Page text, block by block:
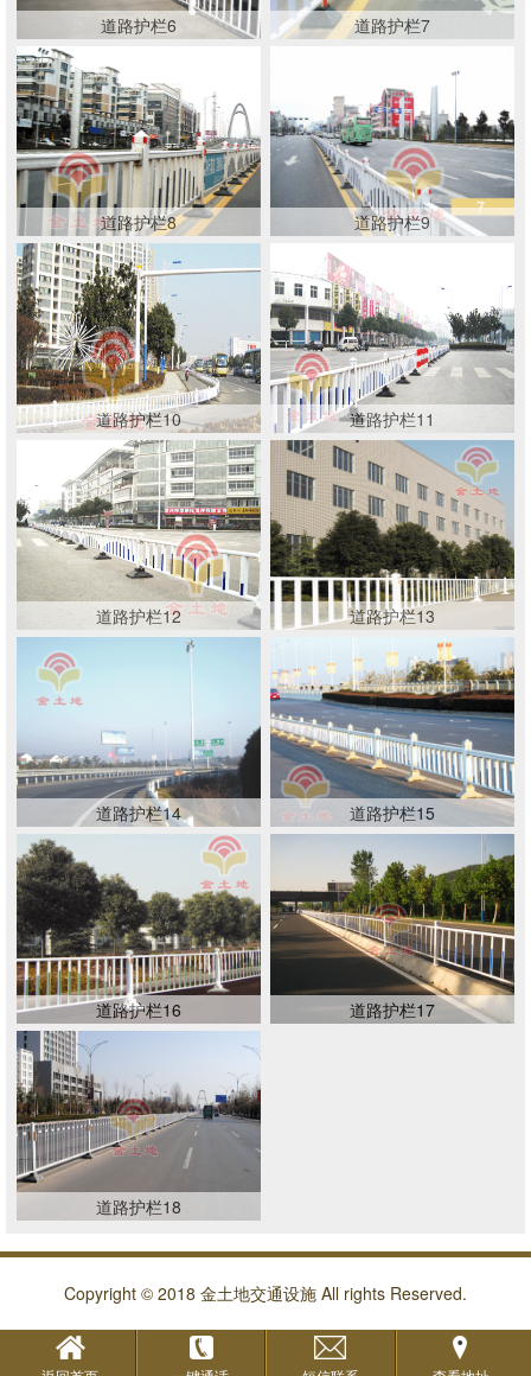
道路护栏6 道路护栏7
道路护栏8 道路护栏9
道路护栏10 道路护栏11
道路护栏12 道路护栏13
道路护栏14 道路护栏15
道路护栏16 道路护栏17
道路护栏18
Copyright © 2018 金土地交通设施 All rights Reserved.